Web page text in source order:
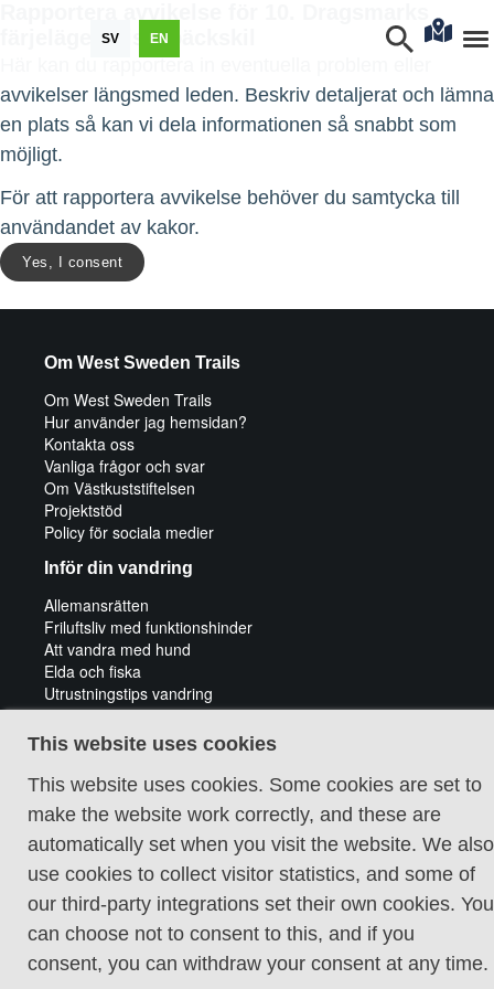
SV EN
färjeläge - Fiskebäckskil
avvikelser längsmed leden. Beskriv detaljerat och lämna
en plats så kan vi dela informationen så snabbt som
möjligt.
För att rapportera avvikelse behöver du samtycka till
användandet av kakor.
Yes, I consent
This website uses cookies
This website uses cookies. Some cookies are set to
make the website work correctly, and these are
automatically set when you visit the website. We also
use cookies to collect visitor statistics, and some of
our third-party integrations set their own cookies. You
can choose not to consent to this, and if you
consent, you can withdraw your consent at any time.
Om West Sweden Trails
Om West Sweden Trails
Hur använder jag hemsidan?
Kontakta oss
Vanliga frågor och svar
Om Västkuststiftelsen
Projektstöd
Policy för sociala medier
Inför din vandring
Allemansrätten
Friluftsliv med funktionshinder
Att vandra med hund
Elda och fiska
Utrustningstips vandring
Tips för cykeläventyr
Guidade vandringar
Cookie policy